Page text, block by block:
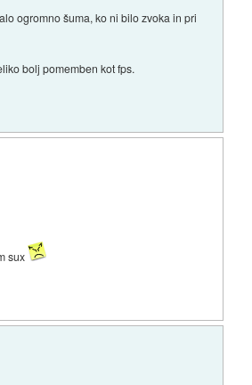
ogromno šuma, ko ni bilo zvoka in pri
bolj pomemben kot fps.
sux